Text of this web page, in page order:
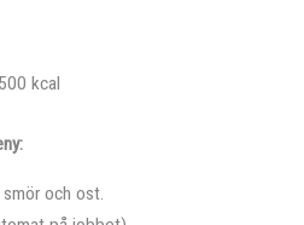
kcal
och ost.